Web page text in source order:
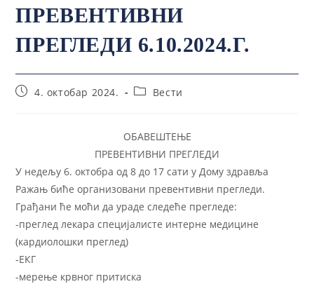
ПРЕВЕНТИВНИ
ПРЕГЛЕДИ 6.10.2024.Г.
4. октобар 2024. Вести
ОБАВЕШТЕЊЕ
ПРЕВЕНТИВНИ ПРЕГЛЕДИ
У недељу 6. октобра од 8 до 17 сати у Дому здравља
Ражањ биће организовани превентивни прегледи.
Грађани ће моћи да ураде следеће прегледе:
-преглед лекара специјалисте интерне медицине
(кардиолошки преглед)
-ЕКГ
-мерење крвног притиска